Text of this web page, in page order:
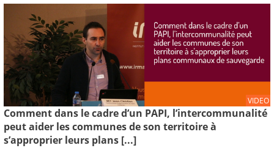
VIDEO
Comment dans le cadre d’un PAPI, l’intercommunalité
peut aider les communes de son territoire à
s’approprier leurs plans [...]